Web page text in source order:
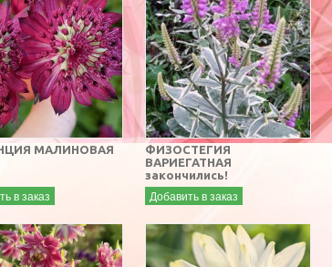
МАЛИНОВАЯ
в заказ
ФИЗОСТЕГИЯ
ВАРИЕГАТНАЯ
закончились!
Добавить в заказ